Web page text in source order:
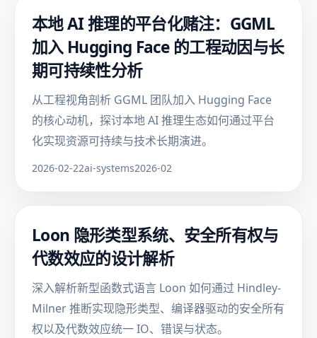
本地 AI 推理的平台化赌注：GGML
加入 Hugging Face 的工程动因与长
期可持续性分析
从工程视角剖析 GGML 团队加入 Hugging Face
的核心动机，探讨本地 AI 推理生态如何通过平台
化实现资源可持续与技术长期演进。
2026-02-22ai-systems2026-02
Loon 隐形类型系统、安全所有权与
代数效应的设计解析
深入解析新型函数式语言 Loon 如何通过 Hindley-
Milner 推断实现隐形类型、编译器驱动的安全所有
权以及代数效应统一 IO、错误与状态。